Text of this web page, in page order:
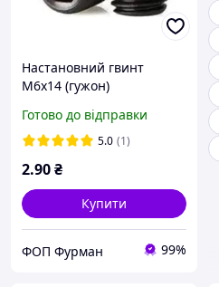
Настановний гвинт
М6х14 (гужон)
Готово до відправки
5.0 (1)
2.90₴
Купити
ФОП Фурман 99%